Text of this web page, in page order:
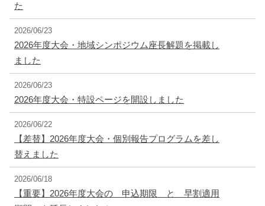
た
2026/06/23
2026年度大会・地域シンポジウム座長解題を掲載し
ました
2026/06/23
2026年度大会・特設ページを開設しました
2026/06/22
【差替】2026年度大会・個別報告プログラムを差し
替えました
2026/06/18
【重要】2026年度大会の 申込期限 と 早割適用